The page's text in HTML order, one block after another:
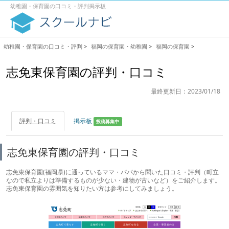
幼稚園・保育園の口コミ・評判掲示板
幼稚園・保育園の口コミ・評判 > 福岡の保育園・幼稚園 > 福岡の保育園 >
志免東保育園の評判・口コミ
最終更新日：2023/01/18
評判・口コミ 掲示板 投稿募集中
志免東保育園の評判・口コミ
志免東保育園(福岡県)に通っているママ・パパから聞いた口コミ・評判（町立
なので私立よりは準備するものが少ない・建物が古いなど）をご紹介します。
志免東保育園の雰囲気を知りたい方は参考にしてみましょう。